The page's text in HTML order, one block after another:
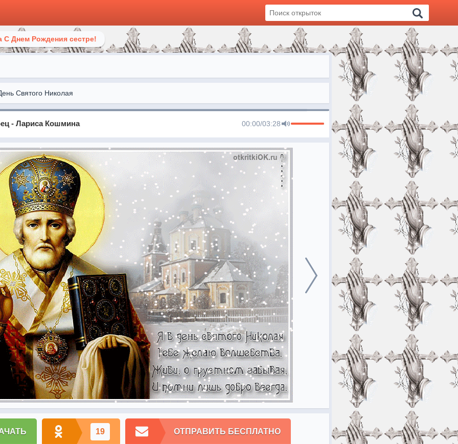
С Днем Рождения сестре!
Святого Николая
- Лариса Кошмина 00:00/03:28
19 ОТПРАВИТЬ БЕСПЛАТНО